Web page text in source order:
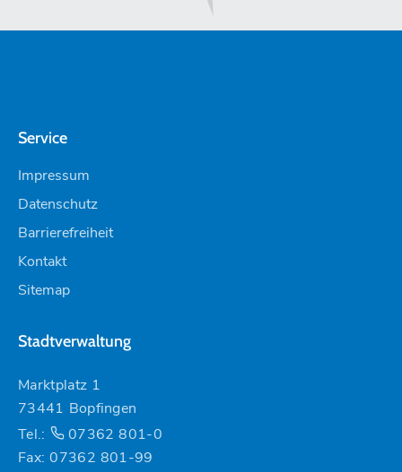
Service
Impressum
Datenschutz
Barrierefreiheit
Kontakt
Sitemap
Stadtverwaltung
Marktplatz 1
73441 Bopfingen
Tel.:
07362 801-0
Fax: 07362 801-99